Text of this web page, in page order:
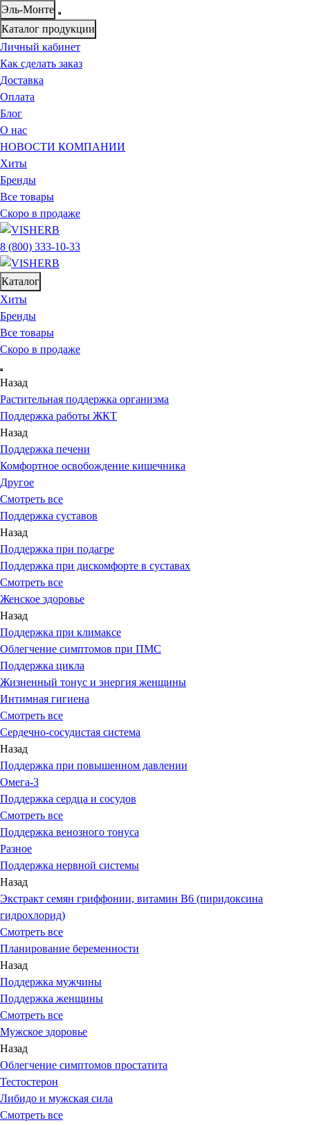
Эль-Монте
Каталог продукции
Личный кабинет
Как сделать заказ
Доставка
Оплата
Блог
О нас
НОВОСТИ КОМПАНИИ
Хиты
Бренды
Все товары
Скоро в продаже
8 (800) 333-10-33
Каталог
Хиты
Бренды
Все товары
Скоро в продаже
Назад
Растительная поддержка организма
Поддержка работы ЖКТ
Назад
Поддержка печени
Комфортное освобождение кишечника
Другое
Смотреть все
Поддержка суставов
Назад
Поддержка при подагре
Поддержка при дискомфорте в суставах
Смотреть все
Женское здоровье
Назад
Поддержка при климаксе
Облегчение симптомов при ПМС
Поддержка цикла
Жизненный тонус и энергия женщины
Интимная гигиена
Смотреть все
Сердечно-сосудистая система
Назад
Поддержка при повышенном давлении
Омега-3
Поддержка сердца и сосудов
Смотреть все
Поддержка венозного тонуса
Разное
Поддержка нервной системы
Назад
Экстракт семян гриффонии, витамин В6 (пиридоксина
гидрохлорид)
Смотреть все
Планирование беременности
Назад
Поддержка мужчины
Поддержка женщины
Смотреть все
Мужское здоровье
Назад
Облегчение симптомов простатита
Тестостерон
Либидо и мужская сила
Смотреть все